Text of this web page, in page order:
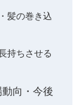
髪の巻き込
持ちさせる
向・今後